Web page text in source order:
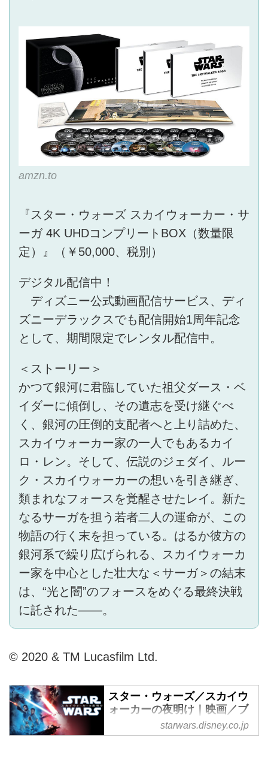
amzn.to
『スター・ウォーズ スカイウォーカー・サ
ーガ 4K UHDコンプリートBOX（数量限
定）』（￥50,000、税別）
デジタル配信中！
ディズニー公式動画配信サービス、ディ
ズニーデラックスでも配信開始1周年記念
として、期間限定でレンタル配信中。
＜ストーリー＞
かつて銀河に君臨していた祖父ダース・ベ
イダーに傾倒し、その遺志を受け継ぐべ
く、銀河の圧倒的支配者へと上り詰めた、
スカイウォーカー家の一人でもあるカイ
ロ・レン。そして、伝説のジェダイ、ルー
ク・スカイウォーカーの想いを引き継ぎ、
類まれなフォースを覚醒させたレイ。新た
なるサーガを担う若者二人の運命が、この
物語の行く末を担っている。はるか彼方の
銀河系で繰り広げられる、スカイウォーカ
ー家を中心とした壮大な＜サーガ＞の結末
は、“光と闇”のフォースをめぐる最終決戦
に託された——。
© 2020 & TM Lucasfilm Ltd.
スター・ウォーズ／スカイウ
ォーカーの夜明け｜映画／ブ
ルーレイ・DVD・デジタル配
信 | スター・ウォーズ公式
starwars.disney.co.jp